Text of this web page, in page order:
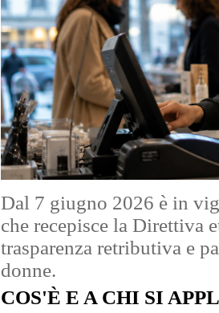
Dal 7 giugno 2026 è in
che recepisce la Direttiva
trasparenza retributiva e
donne.
COS'È E A CHI SI